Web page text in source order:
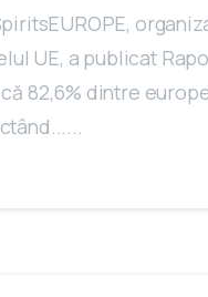
UE, a publicat
82,6% dintre